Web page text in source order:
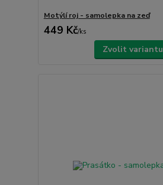
Motýlí roj - samolepka na zeď
449 Kč/ks
Zvolit variantu